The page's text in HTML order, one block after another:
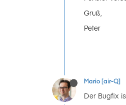
Gruß,
Peter
Mario [air-Q]
Der Bugfix